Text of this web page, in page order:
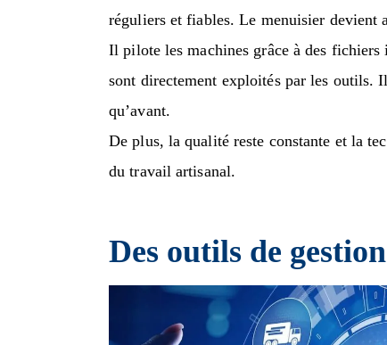
réguliers et fiables. Le menuisier devient
Il pilote les machines grâce à des
sont directement exploités par les outils.
qu’avant.
De plus, la qualité reste constante et la
du travail artisanal.
Des outils de